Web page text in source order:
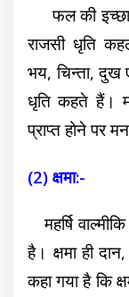
फल की इच्छा
राजसी धृति
भय, चिन्ता, दुख
धृति कहते हैं।
प्राप्त होने पर
(2) क्षमा:-
महर्षि
है। क्षमा ही
कहा गया है कि